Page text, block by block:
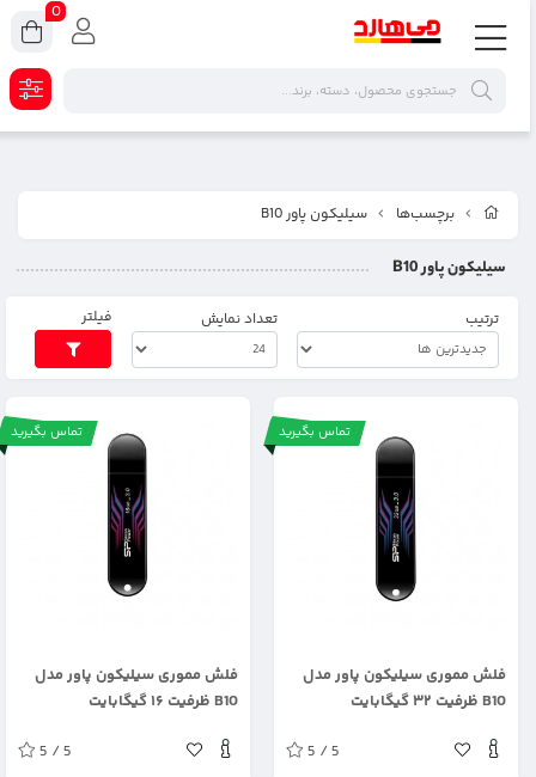
برچسب‌ها سیلیکون پاور B10
سیلیکون پاور B10
ترتیب تعداد نمایش فیلتر
تماس بگیرید
فلش مموری سیلیکون پاور مدل
B10 ظرفیت ۳۲ گیگابایت
5 / 5
تماس بگیرید
فلش مموری سیلیکون پاور مدل
B10 ظرفیت ۱۶ گیگابایت
5 / 5
0